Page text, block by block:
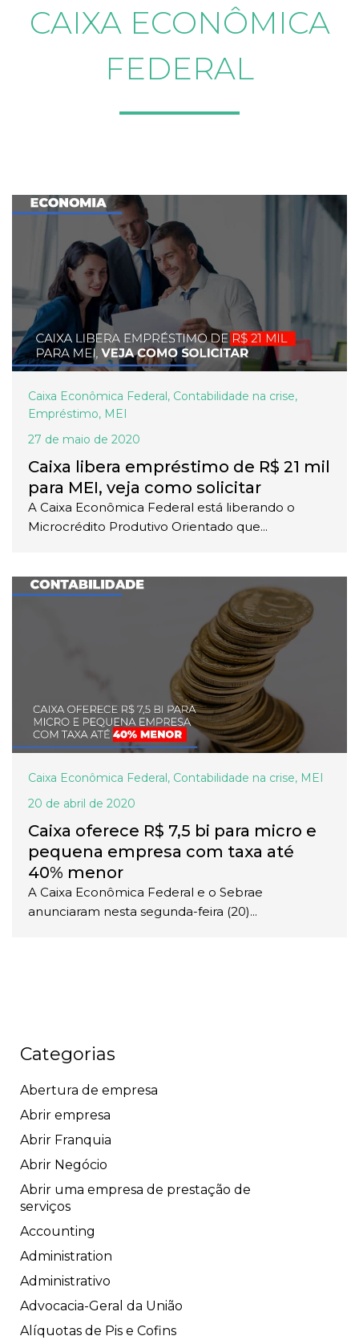
CAIXA ECONÔMICA
FEDERAL
Caixa Econômica Federal , Contabilidade na crise,
Empréstimo, MEI
27 de maio de 2020
Caixa libera empréstimo de R$ 21 mil
para MEI, veja como solicitar
A Caixa Econômica Federal está liberando o
Microcrédito Produtivo Orientado que...
Caixa Econômica Federal , Contabilidade na crise, MEI
20 de abril de 2020
Caixa oferece R$ 7,5 bi para micro e
pequena empresa com taxa até
40% menor
A Caixa Econômica Federal e o Sebrae
anunciaram nesta segunda-feira (20)...
Categorias
Abertura de empresa
Abrir empresa
Abrir Franquia
Abrir Negócio
Abrir uma empresa de prestação de
serviços
Accounting
Administration
Administrativo
Advocacia-Geral da União
Alíquotas de Pis e Cofins